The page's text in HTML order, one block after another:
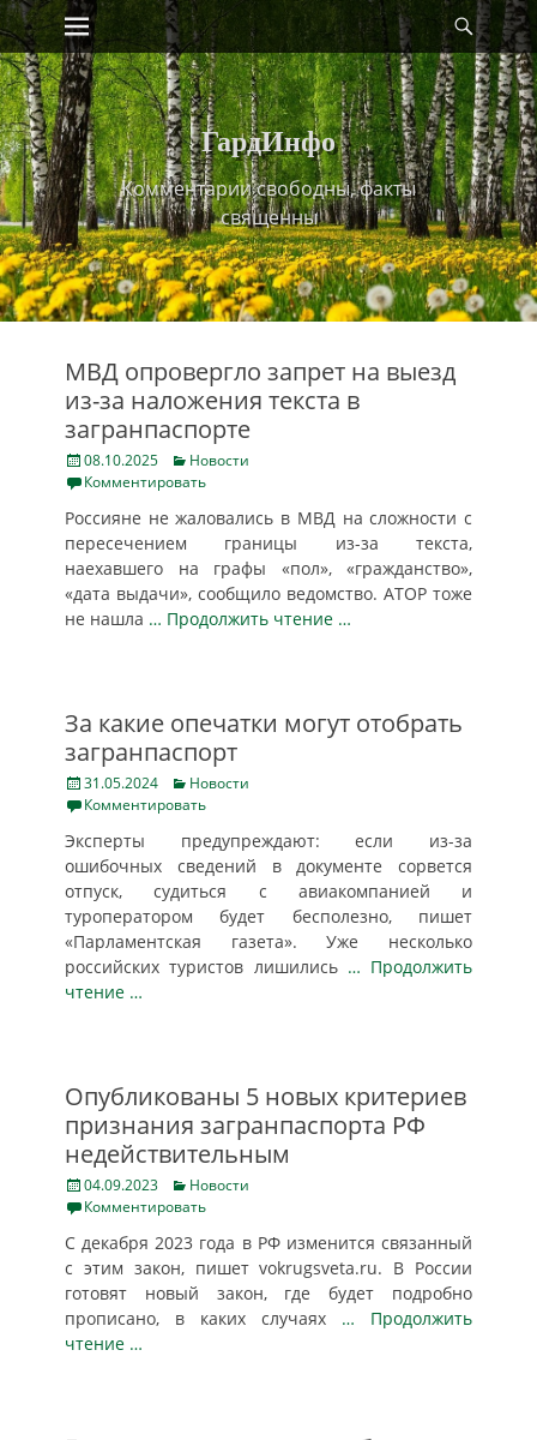
Skip
to
content
Primary Menu
ГардИнфо
Комментарии свободны, факты
священны
МВД опровергло запрет на выезд
из-за наложения текста в
загранпаспорте
Posted
on
08.10.2025 Categories
Новости
Комментировать
Россияне не жаловались в МВД на сложности с
пересечением границы из-за текста,
наехавшего на графы «пол», «гражданство»,
«дата выдачи», сообщило ведомство. АТОР тоже
не нашла … Продолжить чтение …
За какие опечатки могут отобрать
загранпаспорт
Posted
on
31.05.2024 Categories
Новости
Комментировать
Эксперты предупреждают: если из-за
ошибочных сведений в документе сорвется
отпуск, судиться с авиакомпанией и
туроператором будет бесполезно, пишет
«Парламентская газета». Уже несколько
российских туристов лишились … Продолжить
чтение …
Опубликованы 5 новых критериев
признания загранпаспорта РФ
недействительным
Posted
on
04.09.2023 Categories
Новости
Комментировать
С декабря 2023 года в РФ изменится связанный
с этим закон, пишет vokrugsveta.ru. В России
готовят новый закон, где будет подробно
прописано, в каких случаях … Продолжить
чтение …